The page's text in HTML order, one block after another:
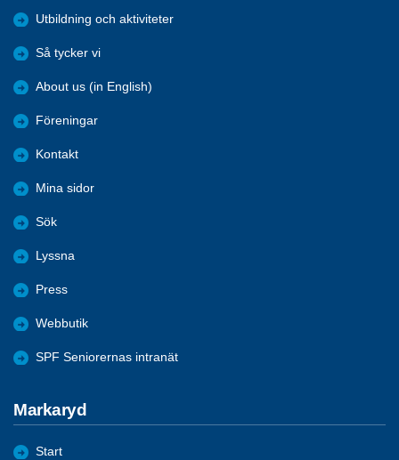
Utbildning och aktiviteter
Så tycker vi
About us (in English)
Föreningar
Kontakt
Mina sidor
Sök
Lyssna
Press
Webbutik
SPF Seniorernas intranät
Markaryd
Start